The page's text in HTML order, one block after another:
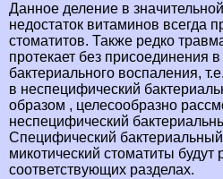
Данное деление в
недостаток витаминов всегда
стоматитов. Также редко
протекает без присоединения
бактериального воспаления,
в неспецифический
образом , целесообразно
неспецифический
Специфический
микотический стоматиты будут
соответствующих разделах.